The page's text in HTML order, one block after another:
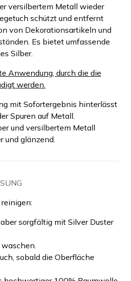
versilbertem Metall wieder
schützt und entfernt
von Dekorationsartikeln und
Es bietet umfassende
Silber.
Anwendung, durch die die
werden.
mit Sofortergebnis hinterlässt
Spuren auf Metall.
und versilbertem Metall
und glänzend.
sorgfältig mit Silver Duster
sobald die Oberfläche